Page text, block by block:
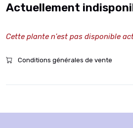
Actuellement
Cette plante n'est pas disponible
Conditions générales de vente